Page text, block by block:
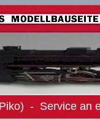
- Service an